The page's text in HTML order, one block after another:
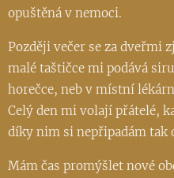
opuštěná v nemoci.
Později večer se za dveřmi
malé taštičce mi podává
horečce, neb v místní
Celý den mi volají přátelé,
díky nim si nepřipadám tak
Mám čas promýšlet nové